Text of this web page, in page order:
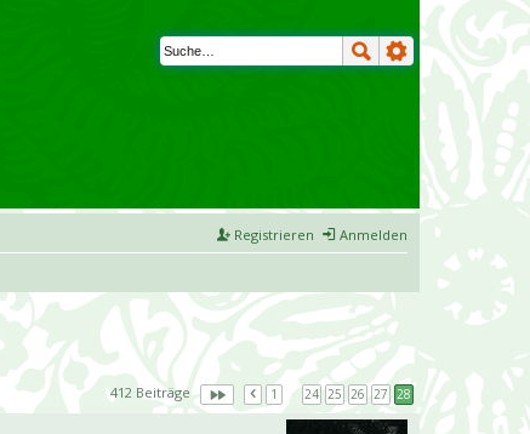
Anmelden
Registrieren
412 Beiträge 1 24 25 26 27 28